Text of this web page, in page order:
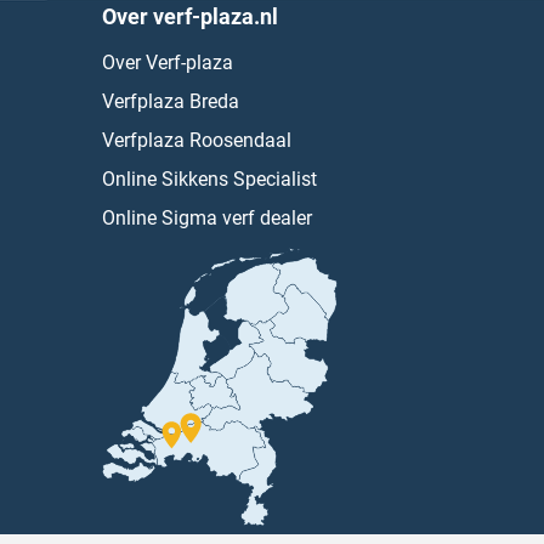
Over verf-plaza.nl
Over Verf-plaza
Verfplaza Breda
Verfplaza Roosendaal
Online Sikkens Specialist
Online Sigma verf dealer